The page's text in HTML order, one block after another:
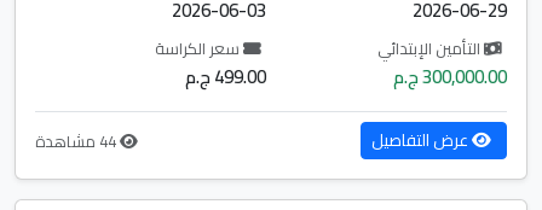
2026-06-29
2026-06-03
التأمين الإبتدائي
300,000.00 ج.م
سعر الكراسة
499.00 ج.م
عرض التفاصيل